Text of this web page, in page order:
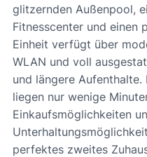
glitzernden Außenpool,
Fitnesscenter und einen
Einheit verfügt über
WLAN und voll
und längere Aufenthalte.
liegen nur wenige
Einkaufsmöglichkeiten
perfektes zweites